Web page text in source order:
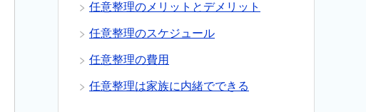
任意整理のメリットとデメリット
任意整理のスケジュール
任意整理の費用
任意整理は家族に内緒でできる